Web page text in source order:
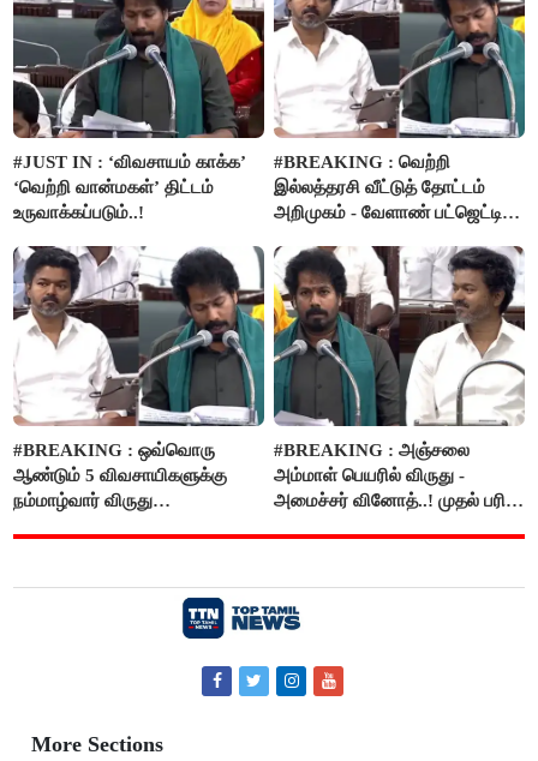
#JUST IN : ‘விவசாயம் காக்க’
‘வெற்றி வான்மகள்’ திட்டம்
உருவாக்கப்படும்..!
#BREAKING : வெற்றி
இல்லத்தரசி வீட்டுத் தோட்டம்
அறிமுகம் - வேளாண் பட்ஜெட்டில்
#BREAKING : ஒவ்வொரு
ஆண்டும் 5 விவசாயிகளுக்கு
நம்மாழ்வார் விருது
#BREAKING : அஞ்சலை
அம்மாள் பெயரில் விருது -
அமைச்சர் வினோத்..! முதல் பரிசு
More Sections